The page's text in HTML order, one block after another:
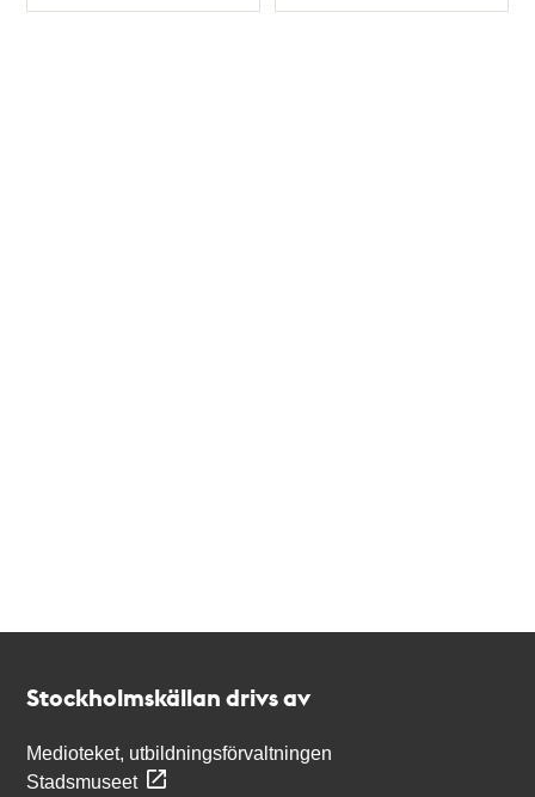
Typ Typ
Stockholmskällan drivs av
Medioteket, utbildningsförvaltningen
Stadsmuseet